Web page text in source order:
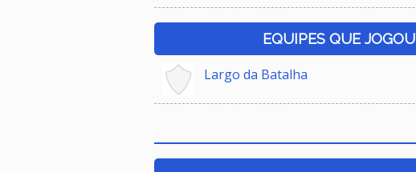
EQUIPES QUE JOGOU
Largo da Batalha